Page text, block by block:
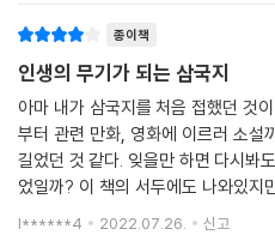
미 내용을 외울 정도라면 공책정리를
넘겨보기를 권한다. 책을 읽는 짧은 시
경험할 수 있을 것이다.
또한『삼국지』에서 가르치는 인생에
다. 『삼국지』에 나오는 군신 관계는
비슷하며 조조와 같은 인물은 현대
종이책
인생의 무기가 되는 삼국지
아마 내가 삼국지를 처음 접했던 것이 초등학
부터 관련 만화, 영화에 이르러 소설까지 삼국지와
길었던 것 같다. 잊을만 하면 다시봐도 재미있었던 그 삼국지의 매력은 무
었일까? 이 책의 서두에도 나와있지만 삼국지를 안읽어본 사람과 친구를
하지 말라는 유명한 말이 있다. 다소 오버스
l******4 2022.07.26. 신고